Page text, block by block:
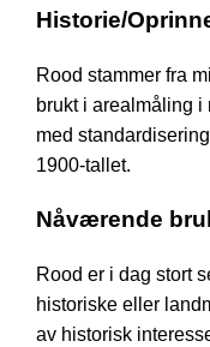
Historie/
Rood stammer fra
brukt i arealmåling
med
1900-tallet.
Nåværende
Rood er i dag stort
historiske eller
av historisk